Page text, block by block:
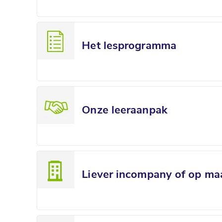
Het lesprogramma
Onze leeraanpak
Liever incompany of op